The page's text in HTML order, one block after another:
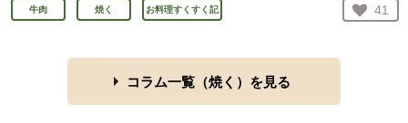
牛肉 焼く お料理すくすく記 お気
41
人
コラム一覧（焼く ）を見る